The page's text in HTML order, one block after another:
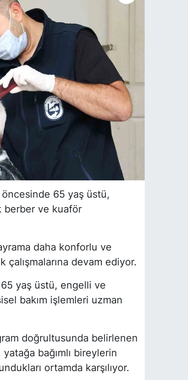
65 yaş üstü,
berber ve kuaför
daha konforlu ve
çalışmalarına devam ediyor.
yaş üstü, engelli ve
bakım işlemleri uzman
doğrultusunda belirlenen
bağımlı bireylerin
ortamda karşılıyor.